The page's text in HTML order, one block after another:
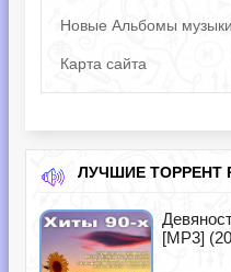
Новые Альбомы музыки
Карта сайта
ЛУЧШИЕ ТОРРЕНТ
[MP3]